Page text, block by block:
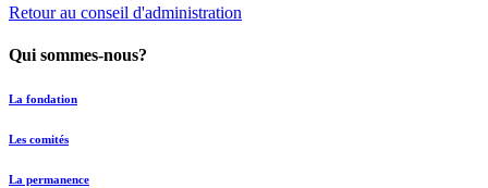
Retour au conseil d'administration
Qui sommes-nous?
La fondation
Les comités
La permanence